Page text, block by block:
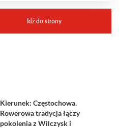
Kierunek: Częstochowa.
Rowerowa tradycja łączy
pokolenia z Wilczysk i